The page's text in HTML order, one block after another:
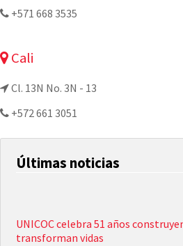
+571 668 3535
Cali
Cl. 13N No. 3N - 13
+572 661 3051
Últimas noticias
UNICOC celebra 51 años
transforman vidas